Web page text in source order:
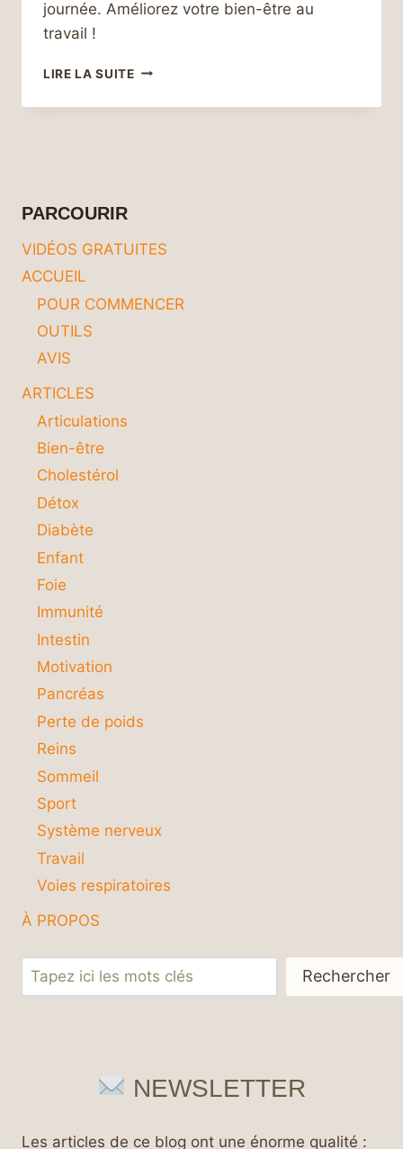
journée. Améliorez votre bien-être au
travail !
LIRE LA SUITE8
POUR
JOURNÉE
TOP
PARCOURIR
VIDÉOS GRATUITES
ACCUEIL
POUR COMMENCER
OUTILS
AVIS
ARTICLES
Articulations
Bien-être
Cholestérol
Détox
Diabète
Enfant
Foie
Immunité
Intestin
Motivation
Pancréas
Perte de poids
Reins
Sommeil
Sport
Système nerveux
Travail
Voies respiratoires
À PROPOS
Rechercher Rechercher
NEWSLETTER
Les articles de ce blog ont une énorme qualité :